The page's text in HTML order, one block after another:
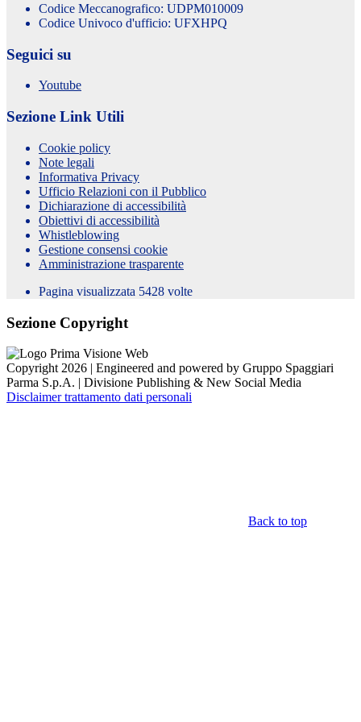
Codice Meccanografico: UDPM010009
Codice Univoco d'ufficio: UFXHPQ
Seguici su
Youtube
Sezione Link Utili
Cookie policy
Note legali
Informativa Privacy
Ufficio Relazioni con il Pubblico
Dichiarazione di accessibilità
Obiettivi di accessibilità
Whistleblowing
Gestione consensi cookie
Amministrazione trasparente
Pagina visualizzata 5428 volte
Sezione Copyright
Copyright 2026 | Engineered and powered by Gruppo Spaggiari
Parma S.p.A. | Divisione Publishing & New Social Media
Disclaimer trattamento dati personali
Back to top